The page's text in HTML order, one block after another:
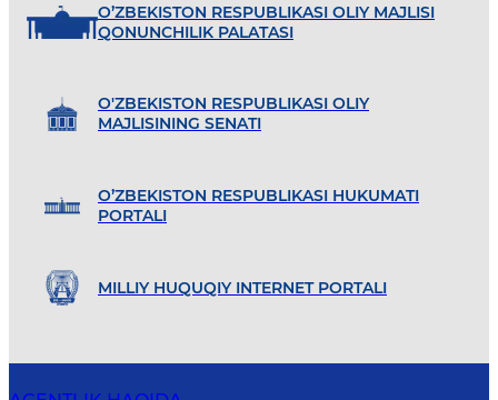
O’ZBEKISTON RESPUBLIKASI OLIY MAJLISI
QONUNCHILIK PALATASI
O'ZBEKISTON RESPUBLIKASI OLIY
MAJLISINING SENATI
O’ZBEKISTON RESPUBLIKASI HUKUMATI
PORTALI
MILLIY HUQUQIY INTERNET PORTALI